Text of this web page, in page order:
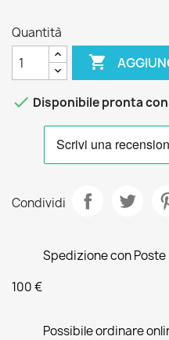
Quantità

 Disponibile pronta
Condividi
Spedizione con
100 €
Possibile ordinare